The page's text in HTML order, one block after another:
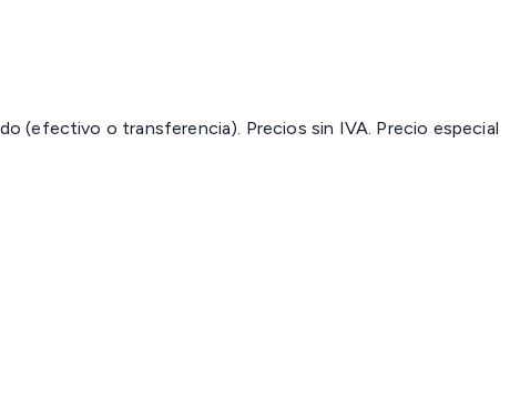
(efectivo o transferencia). Precios sin IVA. Precio especial